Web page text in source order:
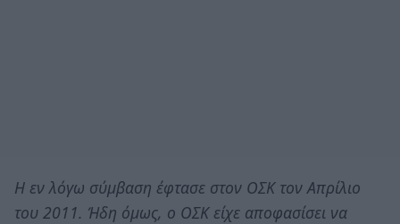
Η εν λόγω σύμβαση έφτασε στον ΟΣΚ τον Απρίλιο
του 2011. Ήδη όμως, ο ΟΣΚ είχε αποφασίσει να